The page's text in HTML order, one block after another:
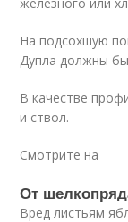
На подсохшую
Дупла должны
В качестве
и ствол.
Смотрите на
От
Вред листьям